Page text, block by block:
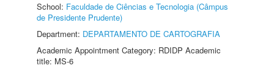
School: Faculdade de Ciências e Tecnologia (Câmpus
de Presidente Prudente)
Department: DEPARTAMENTO DE CARTOGRAFIA
Academic Appointment Category: RDIDP Academic
title: MS-6